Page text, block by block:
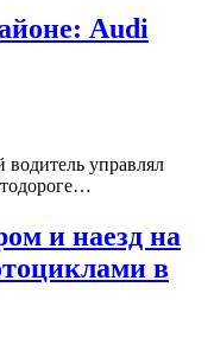
Audi
водитель управлял
и наезд на
в